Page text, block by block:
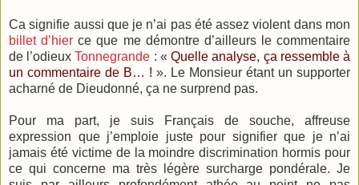
Ca signifie aussi que je n’ai pas été assez violent dans mon
billet d’hier ce que me démontre d’ailleurs le commentaire
de l’odieuxTonnegrande : «Quelle analyse, ça ressemble à
un commentaire de B… ! ». Le Monsieur étant un supporter
acharné de Dieudonné, ça ne surprend pas.
Pour ma part, je suis Français de souche, affreuse
expression que j’emploie juste pour signifier que je n’ai
jamais été victime de la moindre discrimination hormis pour
ce qui concerne ma très légère surcharge pondérale. Je